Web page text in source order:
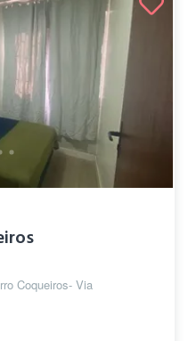
Coqueiros- Via